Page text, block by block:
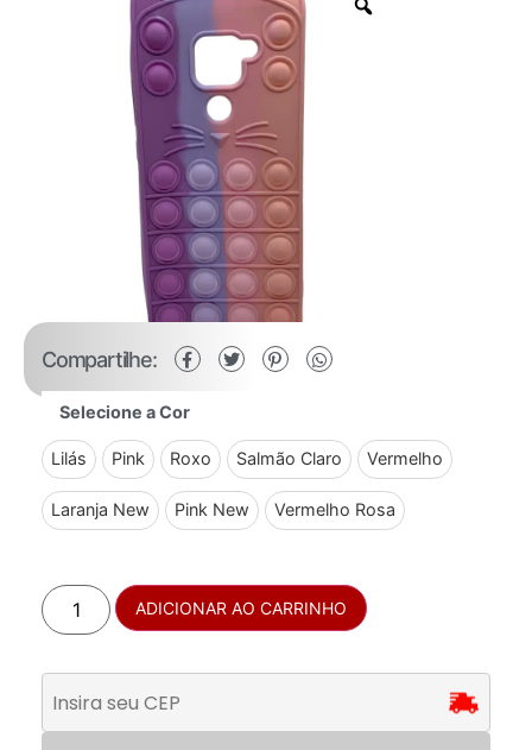
Compartilhe:
Selecione a Cor
Lilás Pink Roxo Salmão Claro Vermelho
Laranja New Pink New Vermelho Rosa
ADICIONAR AO CARRINHO